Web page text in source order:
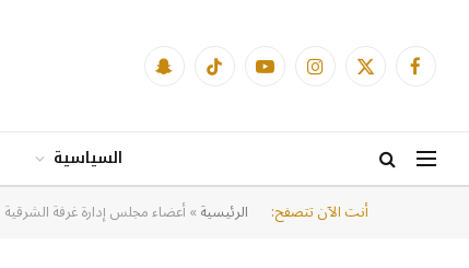
فيسبوكX الانستغراميوتيوب تيكتوك Snapchat
السياسية
أنت الآن تتصفح:
الرئيسية»أعضاء مجلس إدارة غرفة الشرقية